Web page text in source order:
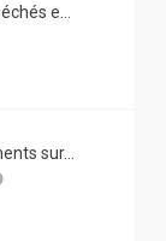
e…
sur…
Consulter